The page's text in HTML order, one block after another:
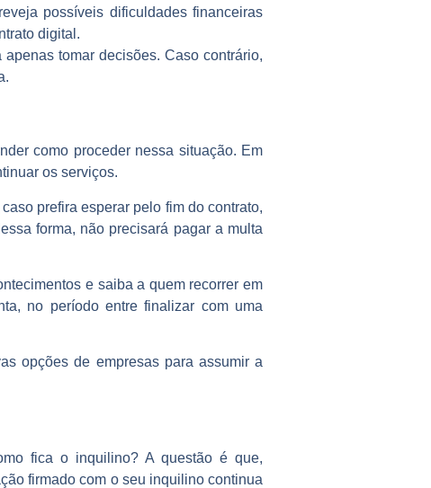
possíveis dificuldades financeiras
digital.
tomar decisões. Caso contrário,
como proceder nessa situação. Em
os serviços.
prefira esperar pelo fim do contrato,
forma, não precisará pagar a multa
e saiba a quem recorrer em
no período entre finalizar com uma
opções de empresas para assumir a
fica o inquilino? A questão é que,
firmado com o seu inquilino continua